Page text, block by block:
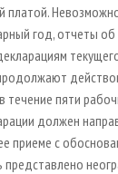
платой.
год, отчеты об
течение пяти
должен
приеме с